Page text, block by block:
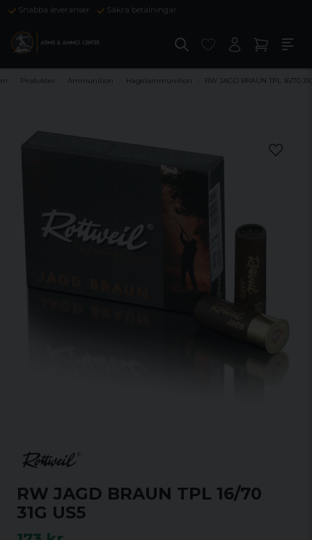
Snabba leveranser Säkra betalningar
Produkter Ammunition Hagelammunition RW JAGD BRAUN TPL 16/70
RW JAGD BRAUN TPL 16/70
31G US5